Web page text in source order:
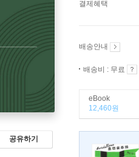
공유하기
결제혜택
배송안내
배송비 : 무료
eBook
12,460원